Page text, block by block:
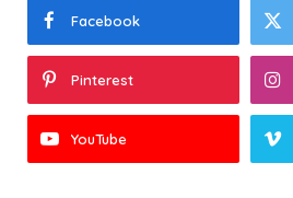
Facebook
Pinterest
YouTube